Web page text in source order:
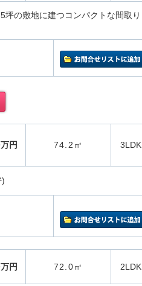
坪の敷地に建つコンパクトな間取り
円 74.2㎡ 3LDK
)
円 72.0㎡ 2LDK